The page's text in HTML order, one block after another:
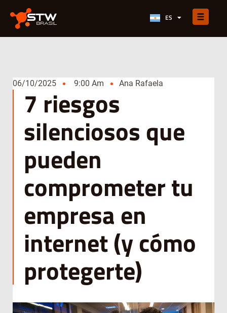
ES
EN
06/10/2025 9:00 Am Ana Rafaela
7 riesgos
silenciosos que
pueden
comprometer tu
empresa en
internet (y cómo
protegerte)